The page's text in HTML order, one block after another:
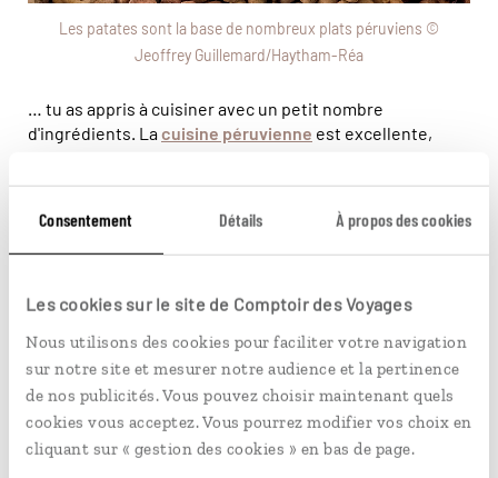
Consentement Détails À propos des cookies
Les cookies sur le site de Comptoir des Voyages
Nous utilisons des cookies pour faciliter votre navigation
sur notre site et mesurer notre audience et la pertinence
de nos publicités. Vous pouvez choisir maintenant quels
cookies vous acceptez. Vous pourrez modifier vos choix en
cliquant sur « gestion des cookies » en bas de page.
Les patates sont la base de nombreux plats péruviens ©
Jeoffrey Guillemard/Haytham-Réa
… tu as appris à cuisiner avec un petit nombre
d'ingrédients. Lacuisine péruvienne est excellente,
région possède une très grande variété de plats.
Cependant, les repas sont presque toujours composés
des mêmes ingrédients. Alors préparez-vous au «todo
con arroz y papas» (tout avec du riz et des pommes de
… tu partages l'amour des Péruviens pour les diminutifs
« ito » et « ita » dont tu uses et abuses :un ratito(un
petit moment) ; poquito(un petit peu) ;poquititoun tout
petit peu ;ahorita,à tout de suite ;ahoritititita,à tout
tout tout de suite.